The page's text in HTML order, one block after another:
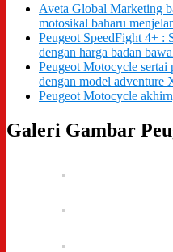
Aveta Global Marketing
motosikal baharu
Peugeot SpeedFight 4+ :
dengan harga badan
Peugeot Motocycle sertai
dengan model adventure
Peugeot Motocycle
Galeri Gambar